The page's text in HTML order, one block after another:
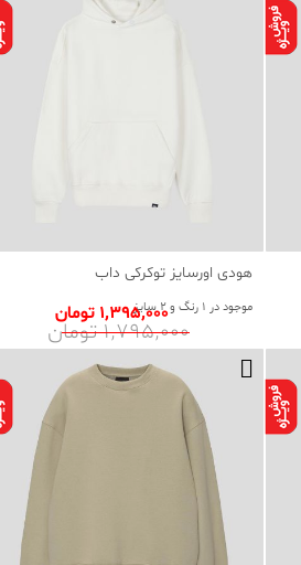
هودی اورسایز توکرکی داب
موجود در 1 رنگ و 2 سایز
1٬795٬000 تومان
1٬395٬000 تومان